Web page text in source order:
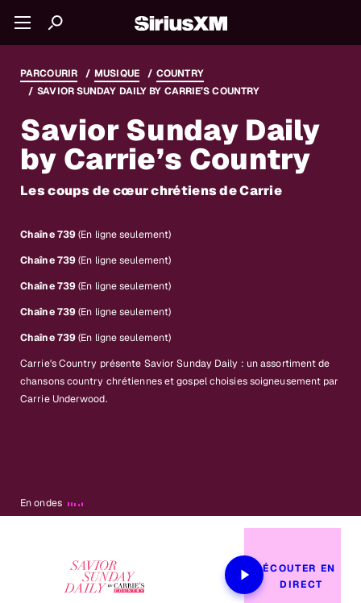
PARCOURIR MUSIQUE
COUNTRY
SAVIOR SUNDAY DAILY BY CARRIE’S COUNTRY
Savior Sunday Daily
by Carrie’s Country
Les coups de cœur chrétiens de Carrie
Chaîne 739(En ligne seulement)
Chaîne 739(En ligne seulement)
Chaîne 739(En ligne seulement)
Chaîne 739(En ligne seulement)
Chaîne 739(En ligne seulement)
Carrie's Country présente Savior Sunday Daily : un assortiment de
chansons country chrétiennes et gospel choisies soigneusement par
Carrie Underwood.
En ondes
ÉCOUTER EN
DIRECT